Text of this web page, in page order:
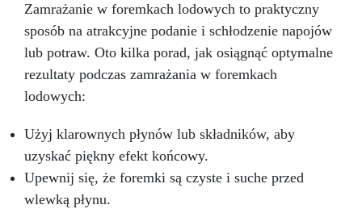
Zamrażanie w foremkach lodowych to praktyczny
sposób na atrakcyjne podanie i schłodzenie napojów
lub potraw. Oto kilka porad, jak osiągnąć optymalne
rezultaty podczas zamrażania w foremkach
lodowych:
Użyj klarownych płynów lub składników, aby
uzyskać piękny efekt końcowy.
Upewnij się, że foremki są czyste i suche przed
wlewką płynu.